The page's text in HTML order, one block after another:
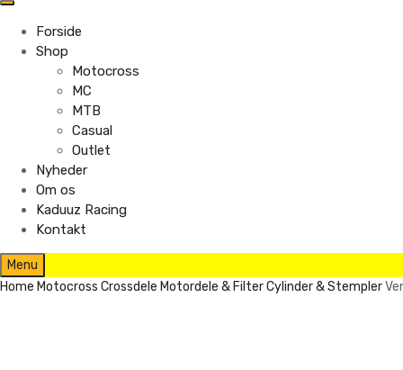
Forside
Shop
Motocross
MC
MTB
Casual
Outlet
Nyheder
Om os
Kaduuz Racing
Kontakt
Skip
to
Menu
Home Motocross Crossdele Motordele & FilterCylinder & Stempler